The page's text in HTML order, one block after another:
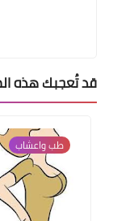
قد تُعجبك هذه
طب واعشاب